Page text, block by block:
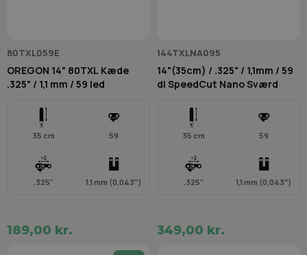
80TXL059E
OREGON 14" 80TXL Kæde
.325" / 1,1 mm / 59 led
35 cm 59
.325" 1,1 mm (0,043″)
189,00 kr.
144TXLNA095
14"(35cm) / .325" / 1,1mm / 59
dl SpeedCut Nano Sværd
35 cm 59
.325" 1,1 mm (0,043″)
349,00 kr.